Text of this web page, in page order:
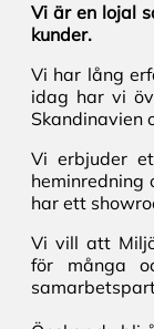
Vi är en lojal
kunder.
Vi har lång
idag har vi
Skandinavien
Vi erbjuder
heminredning
har ett
Vi vill att
för många